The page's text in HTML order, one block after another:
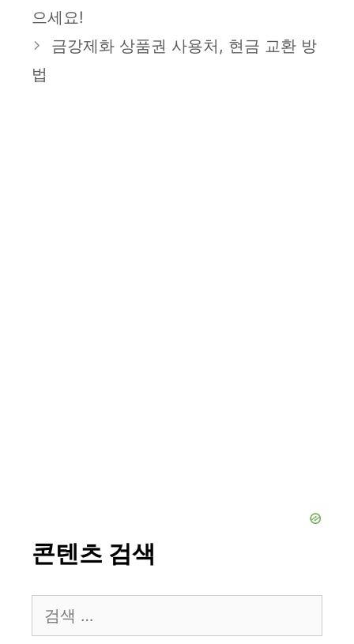
리
으세요!
금강제화 상품권 사용처, 현금 교환 방
법
콘텐츠 검색
색: